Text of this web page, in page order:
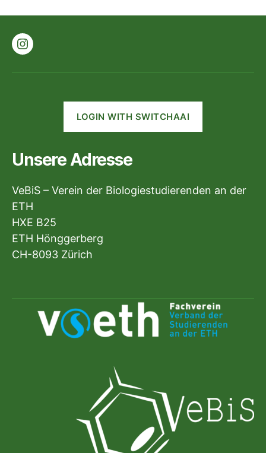
Instagram
LOGIN WITH SWITCHAAI
Unsere Adresse
VeBiS – Verein der Biologiestudierenden an der
ETH
HXE B25
ETH Hönggerberg
CH-8093 Zürich